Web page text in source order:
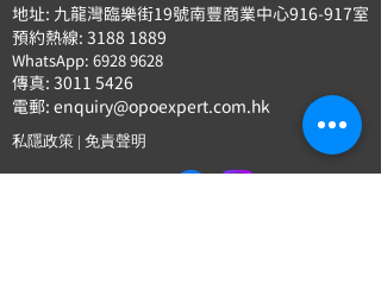
地址: 九龍灣臨樂街19號南豐商業中心916-917室
預約熱線: 3188 1889
WhatsApp: 6928 9628
傳真: 3011 5426
電郵: enquiry@opoexpert.com.hk
私隱政策 | 免責聲明